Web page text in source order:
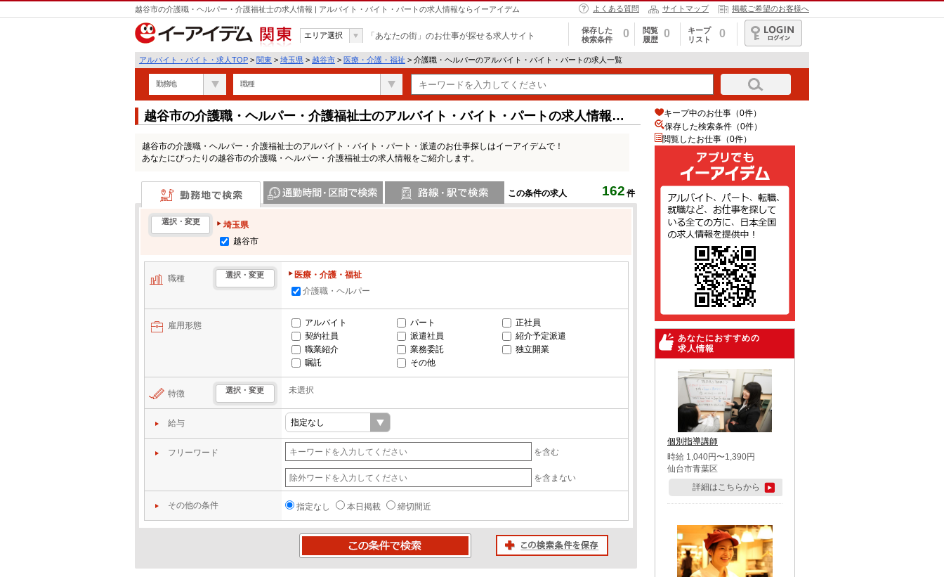
越谷市の介護職・ヘルパー・介護福祉士の求人情報 | アルバイト・バイト・パートの求人情報ならイーアイデム よくある質問 サイトマップ 掲載ご希望のお客様へ
関東
エリア選択 「あなたの街」のお仕事が探せる求人サイト
保存した
検索条件
0
閲覧
履歴
0
キープ
リスト
0
ログイン
アルバイト・バイト・求人TOP > 関東 > 埼玉県 > 越谷市 > 医療・介護・福祉 > 介護職・ヘルパーのアルバイト・バイト・パートの求人一覧
勤務地 職種
越谷市の介護職・ヘルパー・介護福祉士のアルバイト・バイト・パートの求人情報一
越谷市の介護職・ヘルパー・介護福祉士のアルバイト・バイト・パート・派遣のお仕事探しはイーアイデムで！
あなたにぴったりの越谷市の介護職・ヘルパー・介護福祉士の求人情報をご紹介します。
この条件の求人 162 件
勤務地で検索
選択・変更
埼玉県
越谷市
職種 選択・変更
医療・介護・福祉
介護職・ヘルパー
雇用形態 アルバイト パート
正社員
契約社員
派遣社員
紹介予定派遣
職業紹介
業務委託
独立開業
嘱託
その他
特徴 選択・変更 未選択
給与
フリーワード を含む
を含まない
その他の条件 指定なし 本日掲載 締切間近
キープ中のお仕事（0件）
保存した検索条件（0件）
閲覧したお仕事（0件）
あなたにおすすめの
求人情報
個別指導講師
時給 1,040円〜1,390円
仙台市青葉区
詳細はこちらから